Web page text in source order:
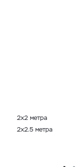
2х2 метра
2х2.5 метра